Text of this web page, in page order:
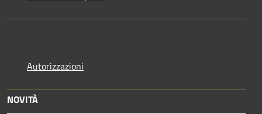
Autorizzazioni
NOVITÀ